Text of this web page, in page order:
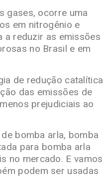
gases, ocorre uma
em nitrogênio e
a reduzir as emissões
no Brasil e em
de redução catalítica
das emissões de
prejudiciais ao
bomba arla, bomba
para bomba arla
no mercado. E vamos
podem ser usadas